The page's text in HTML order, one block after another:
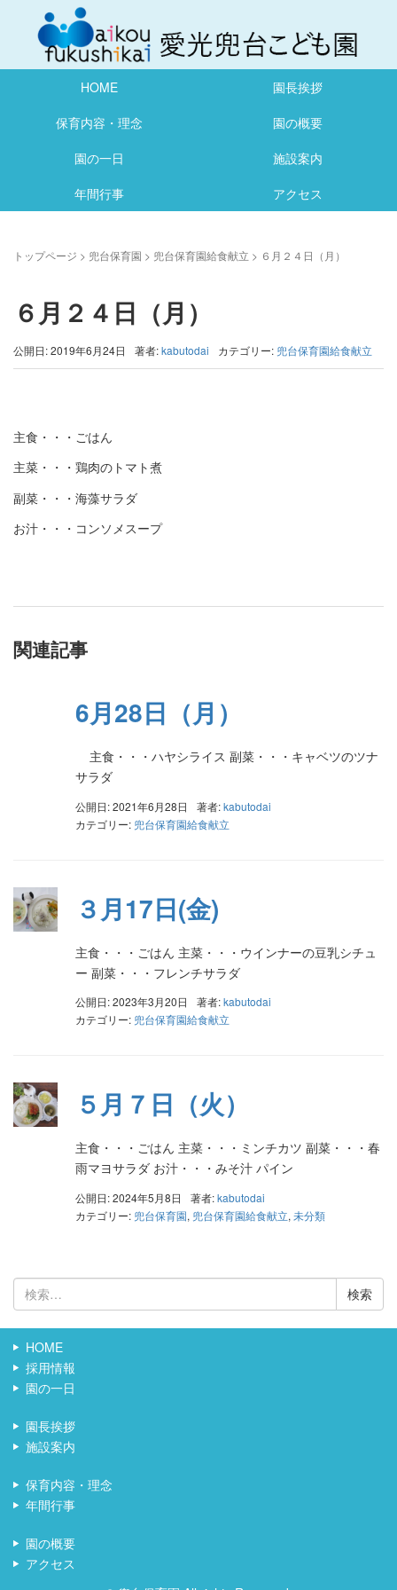
HOME
園長挨拶
保育内容・理念
園の概要
園の一日
施設案内
年間行事
アクセス
トップページ > 兜台保育園 > 兜台保育園給食献立 > ６月２４日（月）
６月２４日（月）
公開日: 2019年6月24日 著者:kabutodai カテゴリー: 兜台保育園給食献立
主食・・・ごはん
主菜・・・鶏肉のトマト煮
副菜・・・海藻サラダ
お汁・・・コンソメスープ
関連記事
6月28日（月）
主食・・・ハヤシライス 副菜・・・キャベツのツナ
サラダ
公開日: 2021年6月28日 著者:kabutodai
カテゴリー: 兜台保育園給食献立
３月17日(金)
主食・・・ごはん 主菜・・・ウインナーの豆乳シチュ
ー 副菜・・・フレンチサラダ
公開日: 2023年3月20日 著者:kabutodai
カテゴリー: 兜台保育園給食献立
５月７日（火）
主食・・・ごはん 主菜・・・ミンチカツ 副菜・・・春
雨マヨサラダ お汁・・・みそ汁 パイン
公開日: 2024年5月8日 著者:kabutodai
カテゴリー: 兜台保育園, 兜台保育園給食献立, 未分類
検
索:
HOME
採用情報
園の一日
園長挨拶
施設案内
保育内容・理念
年間行事
園の概要
アクセス